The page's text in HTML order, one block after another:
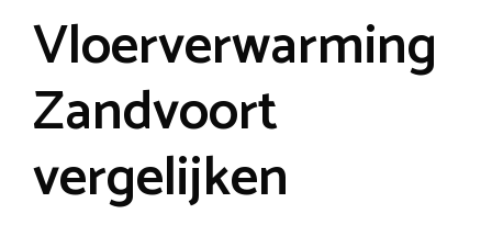
Vloerverwarming
Zandvoort
vergelijken